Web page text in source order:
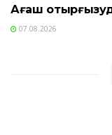
Ағаш
07.08.2026